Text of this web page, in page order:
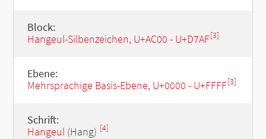
Block:
Hangeul-Silbenzeichen, U+AC00 - U+D7AF[3]
Ebene:
Mehrsprachige Basis-Ebene, U+0000 - U+FFFF[3]
Schrift:
Hangeul(Hang) [4]